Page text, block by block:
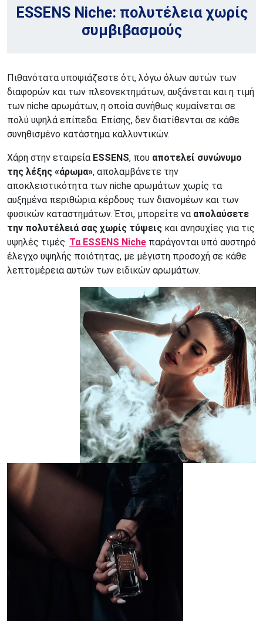
ESSENS Niche: πολυτέλεια χωρίς
συμβιβασμούς
Πιθανότατα υποψιάζεστε ότι, λόγω όλων αυτών των
διαφορών και των πλεονεκτημάτων, αυξάνεται και η τιμή
των niche αρωμάτων, η οποία συνήθως κυμαίνεται σε
πολύ υψηλά επίπεδα. Επίσης, δεν διατίθενται σε κάθε
συνηθισμένο κατάστημα καλλυντικών.
Χάρη στην εταιρεία ESSENS, που αποτελεί συνώνυμο
της λέξης «άρωμα», απολαμβάνετε την
αποκλειστικότητα των niche αρωμάτων χωρίς τα
αυξημένα περιθώρια κέρδους των διανομέων και των
φυσικών καταστημάτων. Έτσι, μπορείτε να απολαύσετε
την πολυτέλειά σας χωρίς τύψεις και ανησυχίες για τις
υψηλές τιμές. Τα ESSENS Niche παράγονται υπό αυστηρό
έλεγχο υψηλής ποιότητας, με μέγιστη προσοχή σε κάθε
λεπτομέρεια αυτών των ειδικών αρωμάτων.